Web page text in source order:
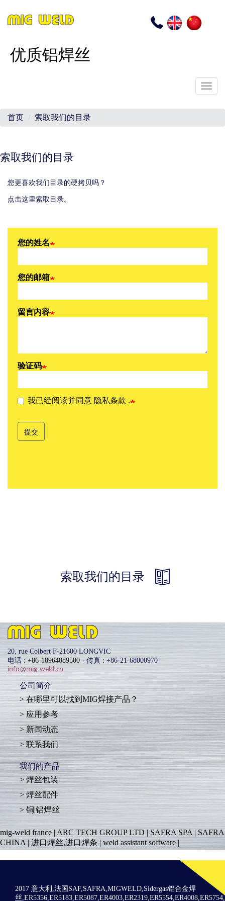
电
话
EN CN
优质铝焊丝
首页 索取我们的目录
索取我们的目录
Contenu
您更喜欢我们目录的硬拷贝吗？
点击这里索取目录。
Webform
您的姓名
您的邮箱
留言内容
验证码
我已经阅读并同意 隐私条款 .
提交
索取我们的目录
20, rue Colbert F-21600 LONGVIC
电话 : +86-18964889500 - 传真 : +86-21-68000970
info@mig-weld.cn
公司简介
在哪里可以找到MIG焊接产品？
应用参考
新闻动态
联系我们
我们的产品
焊丝包装
焊丝配件
铜|铝焊丝
mig-weld france | ARC TECH GROUP LTD | SAFRA SPA | SAFRA
CHINA| 进口焊丝,进口焊条 | weld assistant software|
2017 意大利,法国SAF,SAFRA,MIGWELD,Sidergas铝合金焊
丝